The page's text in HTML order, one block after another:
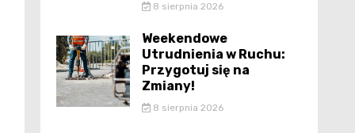
8 sierpnia 2026
Weekendowe
Utrudnienia w Ruchu:
Przygotuj się na
Zmiany!
8 sierpnia 2026